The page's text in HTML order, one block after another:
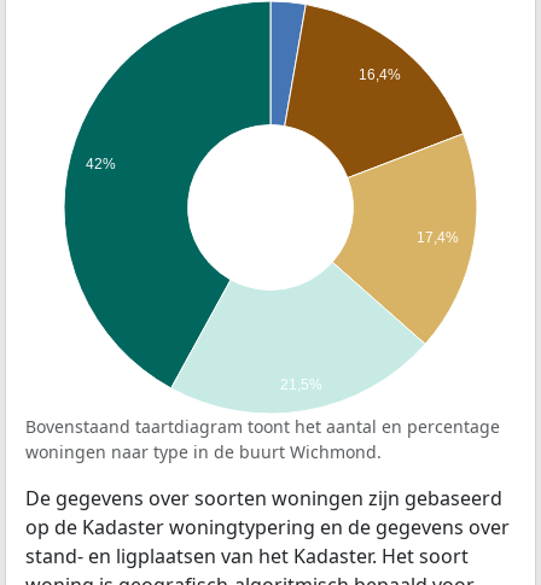
16,4%
17,4%
42%
21,5%
Bovenstaand taartdiagram toont het aantal en percentage
woningen naar type in de buurt Wichmond.
De gegevens over soorten woningen zijn gebaseerd
op de Kadaster woningtypering en de gegevens over
stand- en ligplaatsen van het Kadaster. Het soort